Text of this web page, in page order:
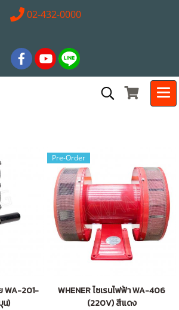
02-432-0000
WA-201-
น)
Pre-Order
WHENER ไซเรนไฟฟ้า WA-406
(220V) สีแดง